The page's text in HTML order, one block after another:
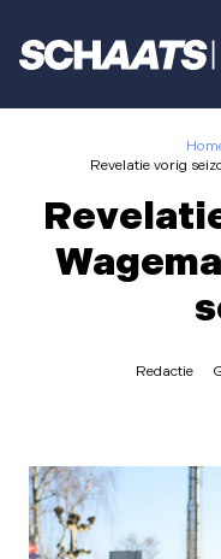
Revelatie vorig
Redactie